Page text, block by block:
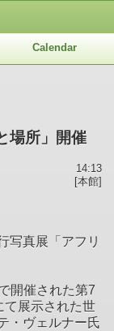
Calendar
場所」開催
14:13
[本館]
写真展「アフリ
開催された第7
て展示された世
・ヴェルナー氏